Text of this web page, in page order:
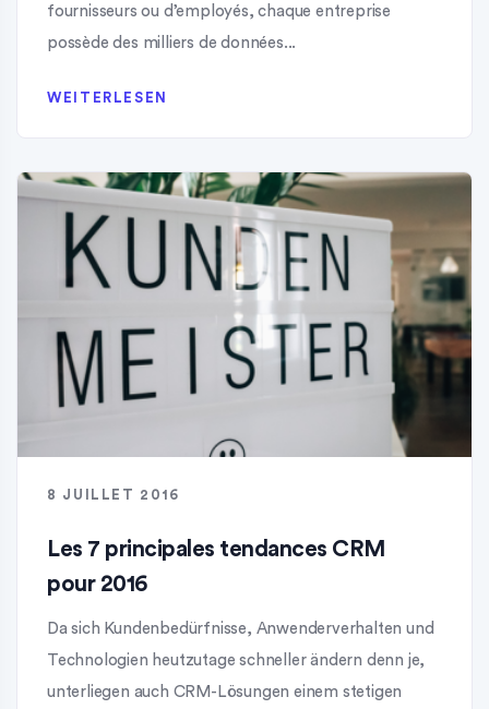
fournisseurs ou d’employés, chaque entreprise
possède des milliers de données...
WEITERLESEN
8 JUILLET 2016
Les 7 principales tendances CRM
pour 2016
Da sich Kundenbedürfnisse, Anwenderverhalten und
Technologien heutzutage schneller ändern denn je,
unterliegen auch CRM-Lösungen einem stetigen